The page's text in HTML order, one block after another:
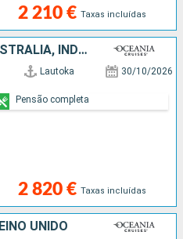
2 210 € Taxas incluídas
FIJI (ILHAS), VANUATU, AUSTRALIA, INDONÉSIA
Lautoka 30/10/2026
2 820 € Taxas incluídas
Pensão completa
UNIDO